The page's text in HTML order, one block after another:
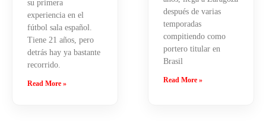
su primera
experiencia en el
fútbol sala español.
Tiene 21 años, pero
detrás hay ya bastante
recorrido.
Read More »
después de varias
temporadas
compitiendo como
portero titular en
Brasil
Read More »